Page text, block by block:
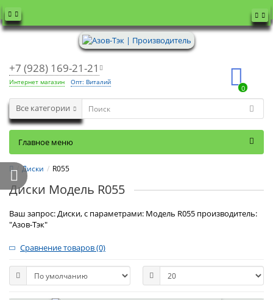
+7 (928) 169-21-21
Интернет магазин Опт: Виталий
0
Все категории
Главное меню
Диски R055
Диски Модель R055
Ваш запрос: Диски, с параметрами: Модель R055 производитель:
"Азов-Тэк"
Сравнение товаров (0)